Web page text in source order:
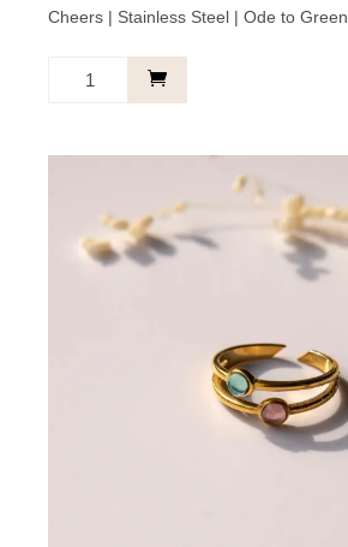
Cheers | Stainless Steel | Ode to Green
RING
FUCHSIA